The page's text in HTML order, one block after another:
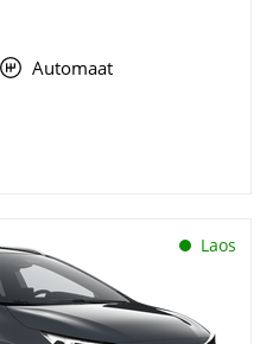
Automaat
Laos